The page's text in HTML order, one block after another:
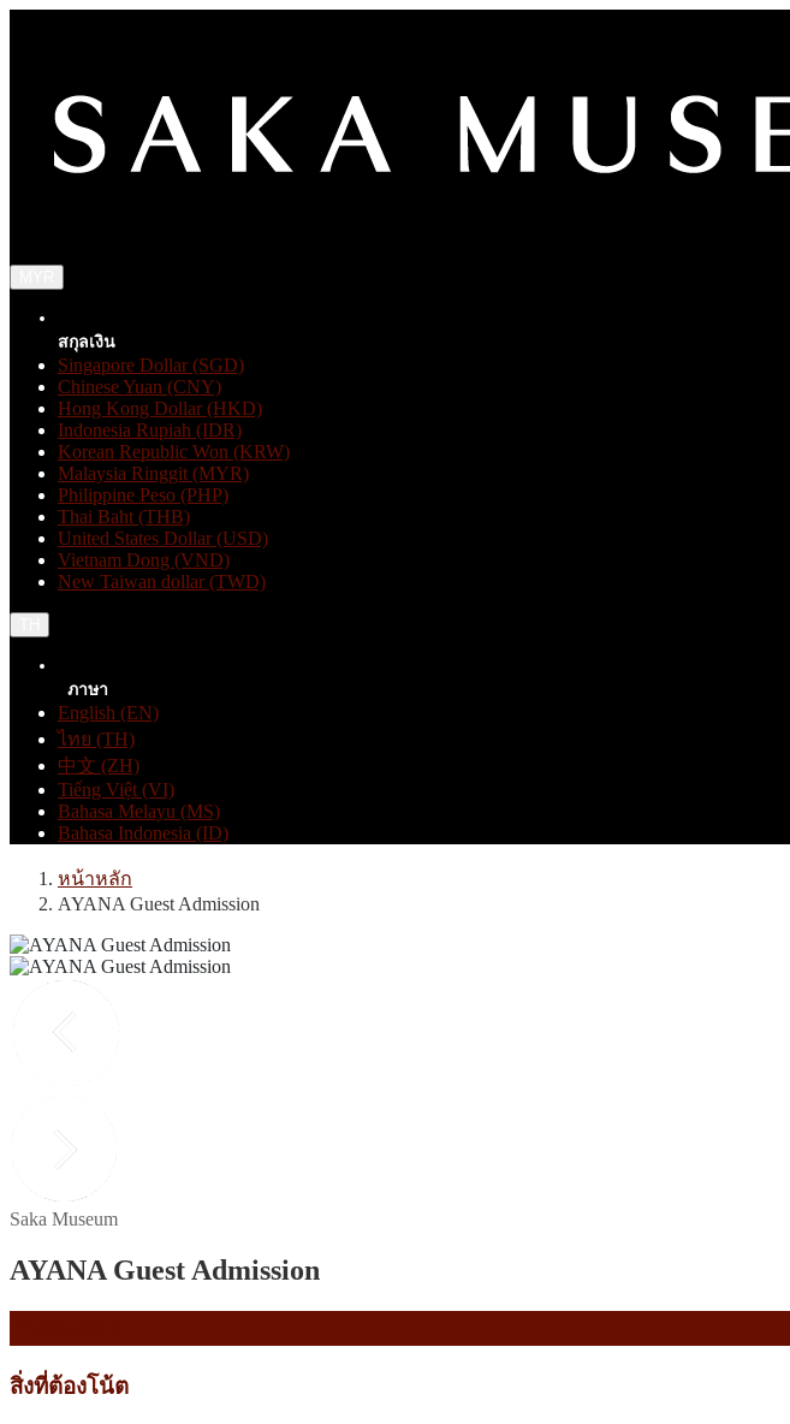
สกุลเงิน
Singapore Dollar (SGD)
Chinese Yuan (CNY)
Hong Kong Dollar (HKD)
Indonesia Rupiah (IDR)
Korean Republic Won (KRW)
Malaysia Ringgit (MYR)
Philippine Peso (PHP)
Thai Baht (THB)
United States Dollar (USD)
Vietnam Dong (VND)
New Taiwan dollar (TWD)
ภาษา
English (EN)
ไทย (TH)
中文 (ZH)
Tiếng Việt (VI)
Bahasa Melayu (MS)
Bahasa Indonesia (ID)
หน้าหลัก
AYANA Guest Admission
Saka Museum
AYANA Guest Admission
สิ่งที่ต้องโน้ต